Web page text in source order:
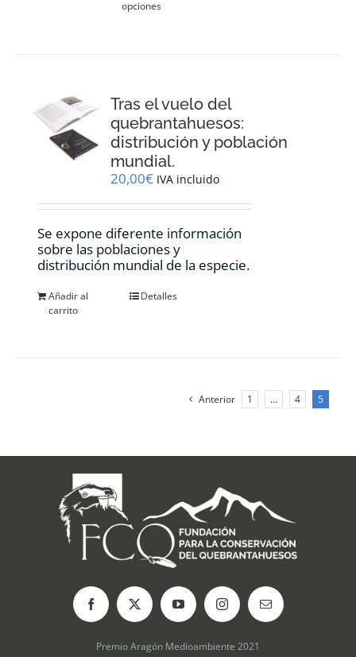
opciones
se
pueden
elegir
en
página
de
producto
Tras el vuelo del
quebrantahuesos:
distribución y población
mundial.
20,00€ IVA incluido
Se expone diferente información
sobre las poblaciones y
distribución mundial de la especie.
Añadir al
carrito
Detalles
Anterior 1 … 4 5
Premio Aragón Medioambiente 2021